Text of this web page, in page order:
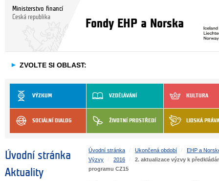
Ministerstvo financí
Česká republika
Fondy EHP a Norska
► ZVOLTE SI OBLAST:
VÝZKUM VZDĚLÁVÁNÍ KULTURA
SOCIÁLNÍ DIALOG ŽIVOTNÍ PROSTŘEDÍ LIDSKÁ PRÁVA
Úvodní stránka
Aktuality
Úvodní stránka Ukončená období
EHP a
Výzvy
2016
2. aktualizace výzvy k
programu CZ15